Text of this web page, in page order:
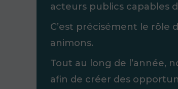
acteurs publics capables
C’est précisément le rôle
animons.
Tout au long de l’année,
afin de créer des